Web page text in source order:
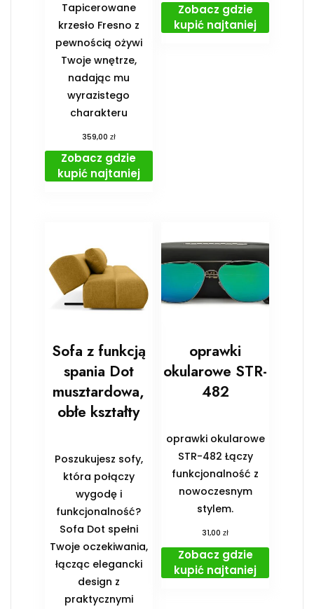
Tapicerowane
krzesło Fresno z
pewnością ożywi
Twoje wnętrze,
nadając mu
wyrazistego
charakteru
359,00 zł
Zobacz gdzie
kupić najtaniej
Zobacz gdzie
kupić najtaniej
Sofa z funkcją
spania Dot
musztardowa,
obłe kształty
Poszukujesz sofy,
która połączy
wygodę i
funkcjonalność?
Sofa Dot spełni
Twoje oczekiwania,
łącząc elegancki
design z
praktycznymi
oprawki
okularowe STR-
482
oprawki okularowe
STR-482 Łączy
funkcjonalność z
nowoczesnym
stylem.
31,00zł
Zobacz gdzie
kupić najtaniej